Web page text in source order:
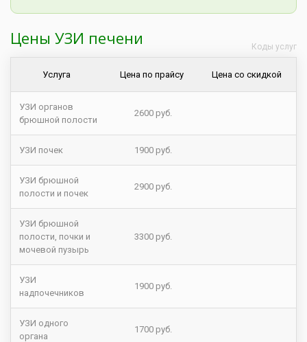
Цены УЗИ печени
Услуга Цена по прайсу Цена со скидкой
УЗИ органов
брюшной полости
2600 руб.
УЗИ почек 1900 руб.
УЗИ брюшной
полости и почек
2900 руб.
УЗИ брюшной
полости, почки и
мочевой пузырь
3300 руб.
УЗИ
надпочечников
1900 руб.
УЗИ одного
органа
1700 руб.
Коды услуг